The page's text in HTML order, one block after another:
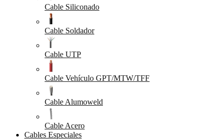
Cable Siliconado
Cable Soldador
Cable UTP
Cable Vehículo GPT/MTW/TFF
Cable Alumoweld
Cable Acero
Cables Especiales